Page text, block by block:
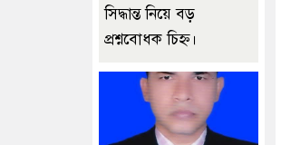
সিদ্ধান্ত নিয়ে বড়
প্রশ্নবোধক চিহ্ন।